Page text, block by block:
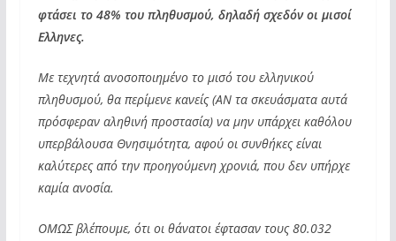
φτάσει το 48% του πληθυσμού, δηλαδή σχεδόν οι μισοί
Ελληνες.
Με τεχνητά ανοσοποιημένο το μισό του ελληνικού
πληθυσμού, θα περίμενε κανείς (ΑΝ τα σκευάσματα αυτά
πρόσφεραν αληθινή προστασία) να μην υπάρχει καθόλου
υπερβάλουσα Θνησιμότητα, αφού οι συνθήκες είναι
καλύτερες από την προηγούμενη χρονιά, που δεν υπήρχε
καμία ανοσία.
ΟΜΩΣ βλέπουμε, ότι οι θάνατοι έφτασαν τους 80.032